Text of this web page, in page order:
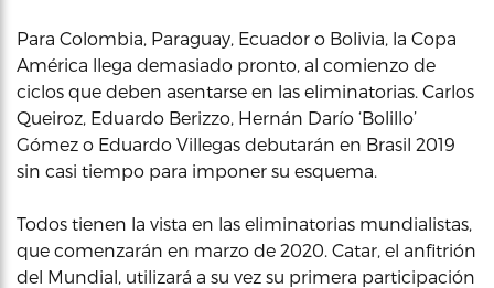
Para Colombia, Paraguay, Ecuador o Bolivia, la Copa
América llega demasiado pronto, al comienzo de
ciclos que deben asentarse en las eliminatorias. Carlos
Queiroz, Eduardo Berizzo, Hernán Darío ‘Bolillo’
Gómez o Eduardo Villegas debutarán en Brasil 2019
sin casi tiempo para imponer su esquema.
Todos tienen la vista en las eliminatorias mundialistas,
que comenzarán en marzo de 2020. Catar, el anfitrión
del Mundial, utilizará a su vez su primera participación